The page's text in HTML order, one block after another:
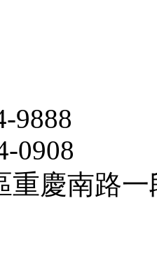
9888
0908
重慶南路一